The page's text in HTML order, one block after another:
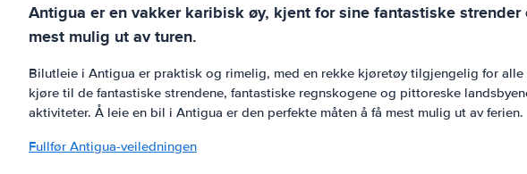
Antigua er en vakker karibisk øy, kjent for sine fantastiske
mest mulig ut av turen.
Bilutleie i Antigua er praktisk og rimelig, med en rekke kjøretøy tilgjengelig for
kjøre til de fantastiske strendene, fantastiske regnskogene og pittoreske
aktiviteter. Å leie en bil i Antigua er den perfekte måten å få mest mulig ut av ferien.
Fullfør Antigua-veiledningen